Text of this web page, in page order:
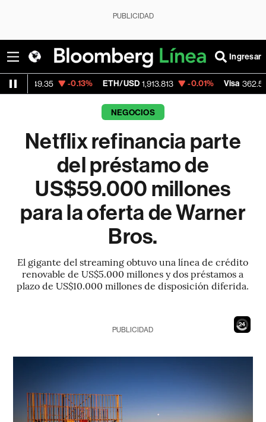
PUBLICIDAD
Ingresar
-0.13% ETH/USD 1,913.813 -0.01% Visa 362.50 -2.15%
NEGOCIOS
Netflix refinancia parte
del préstamo de
US$59.000 millones
para la oferta de Warner
Bros.
El gigante del streaming obtuvo una línea de crédito
renovable de US$5.000 millones y dos préstamos a
plazo de US$10.000 millones de disposición diferida.
22
PUBLICIDAD